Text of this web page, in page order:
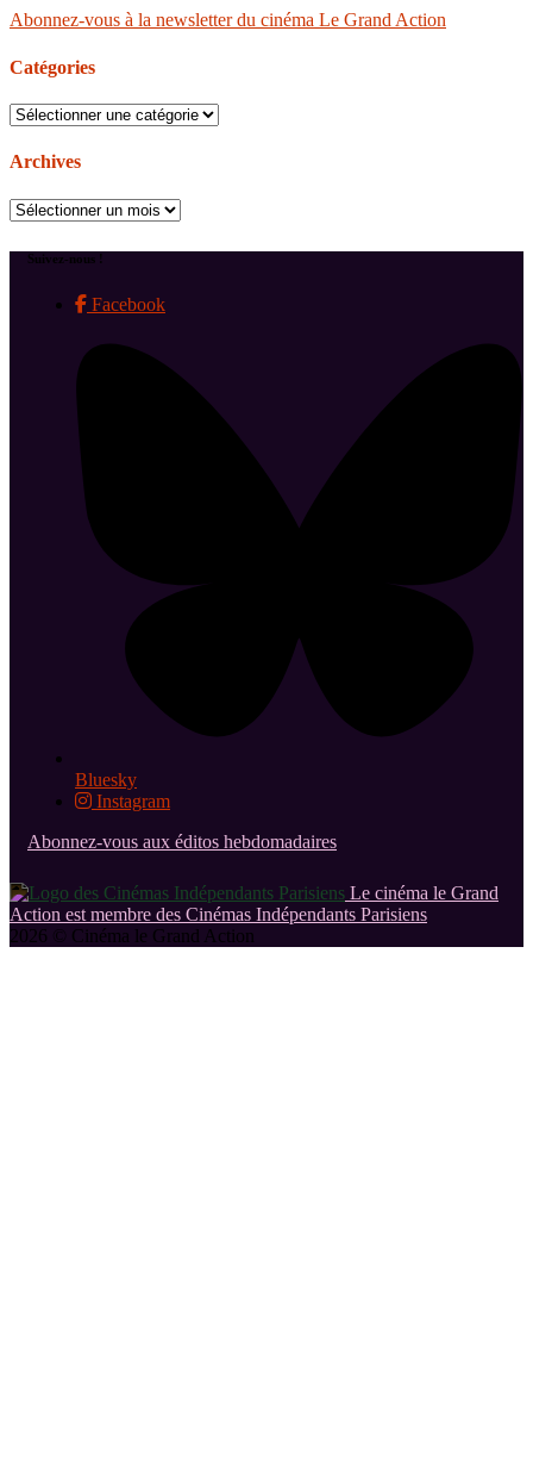
Abonnez-vous à la newsletter du cinéma Le Grand Action
Catégories
Catégories
Archives
Archives
Suivez-nous !
Facebook
Bluesky
Instagram
Abonnez-vous aux éditos hebdomadaires
Le cinéma le Grand
Action est membre des Cinémas Indépendants Parisiens
2026 © Cinéma le Grand Action